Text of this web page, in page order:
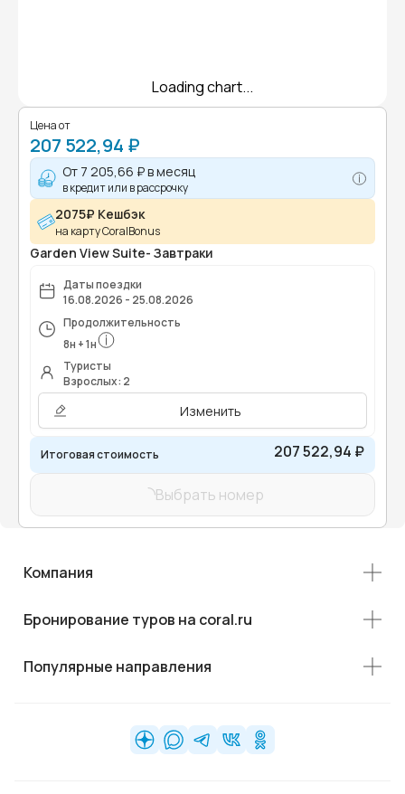
Loading chart...
Цена от
207 522,94 ₽
От 7 205,66 ₽в месяц
в кредит или в рассрочку
2075₽ Кешбэк
на карту CoralBonus
Garden View Suite- Завтраки
Даты поездки
16.08.2026 - 25.08.2026
Продолжительность
8н +1н
Туристы
Взрослых: 2
Изменить
Итоговая стоимость 207 522,94 ₽
Выбрать номер
Компания
Бронирование туров на coral.ru
Популярные направления